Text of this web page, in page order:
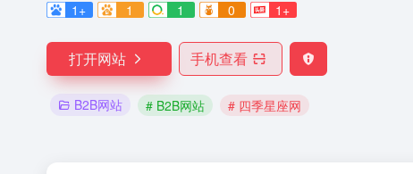
1+
1 1 0 1+
打开网站 手机查看
B2B网站 # B2B网站 # 四季星座网